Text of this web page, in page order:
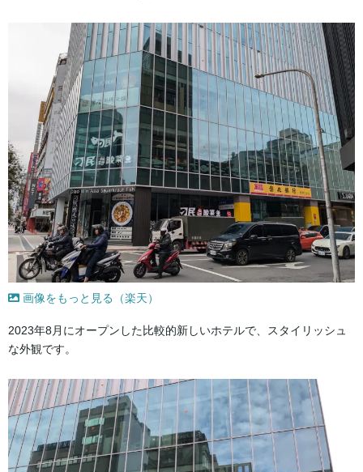
画像をもっと見る（楽天）
2023年8月にオープンした比較的新しいホテルで、スタイリッシュ
な外観です。